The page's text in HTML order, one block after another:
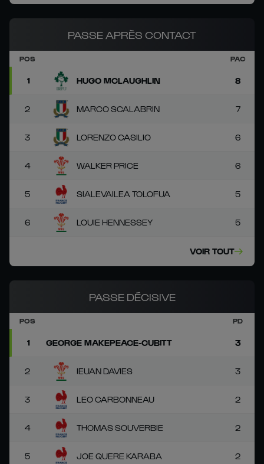
PASSE APRÈS CONTACT
POS PAC
1 HUGO MCLAUGHLIN 8
2 MARCO SCALABRIN 7
3 LORENZO CASILIO 6
4 WALKER PRICE 6
5 SIALEVAILEA TOLOFUA 5
6 LOUIE HENNESSEY 5
VOIR TOUT
PASSE DÉCISIVE
POS PD
1 GEORGE MAKEPEACE-CUBITT 3
2 IEUAN DAVIES 3
3 LEO CARBONNEAU 2
4 THOMAS SOUVERBIE 2
5 JOE QUERE KARABA 2